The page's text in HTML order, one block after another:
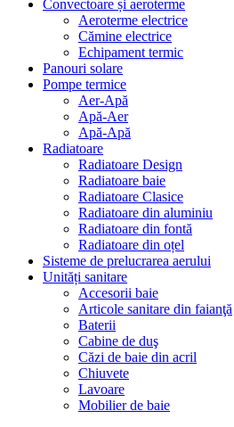
Convectoare și aeroterme
Aeroterme electrice
Cămine electrice
Echipament termic
Panouri solare
Pompe termice
Aer-Apă
Apă-Aer
Apă-Apă
Radiatoare
Radiatoare Design
Radiatoare baie
Radiatoare Clasice
Radiatoare din aluminiu
Radiatoare din fontă
Radiatoare din oțel
Sisteme de prelucrarea aerului
Unități sanitare
Accesorii baie
Articole sanitare din faianţă
Baterii
Cabine de duş
Căzi de baie din acril
Chiuvete
Lavoare
Mobilier de baie